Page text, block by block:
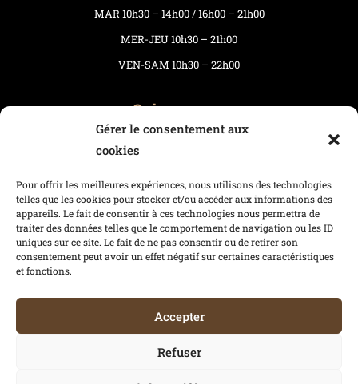
Gérer le consentement aux
cookies
Pour offrir les meilleures expériences, nous utilisons des technologies
telles que les cookies pour stocker et/ou accéder aux informations des
appareils. Le fait de consentir à ces technologies nous permettra de
traiter des données telles que le comportement de navigation ou les ID
uniques sur ce site. Le fait de ne pas consentir ou de retirer son
consentement peut avoir un effet négatif sur certaines caractéristiques
et fonctions.
Accepter
Refuser
MAR 10h30 – 14h00 / 16h00 – 21h00
MER-JEU 10h30 – 21h00
VEN-SAM 10h30 – 22h00
Suivez-nous
Mentions légales
Politiques de confidentialité
©Chopp’in 2024 – Tous droits réservés